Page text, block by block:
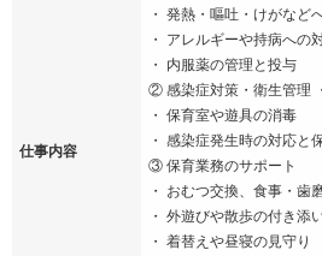
仕事内容
・ 発熱・嘔吐・けがなど
・ アレルギーや持病への
・ 内服薬の管理と投与
② 感染症対策・衛生管理
・ 保育室や遊具の消毒
・ 感染症発生時の対応と
③ 保育業務のサポート
・ おむつ交換、食事・歯
・ 外遊びや散歩の付き添
・ 着替えや昼寝の見守り